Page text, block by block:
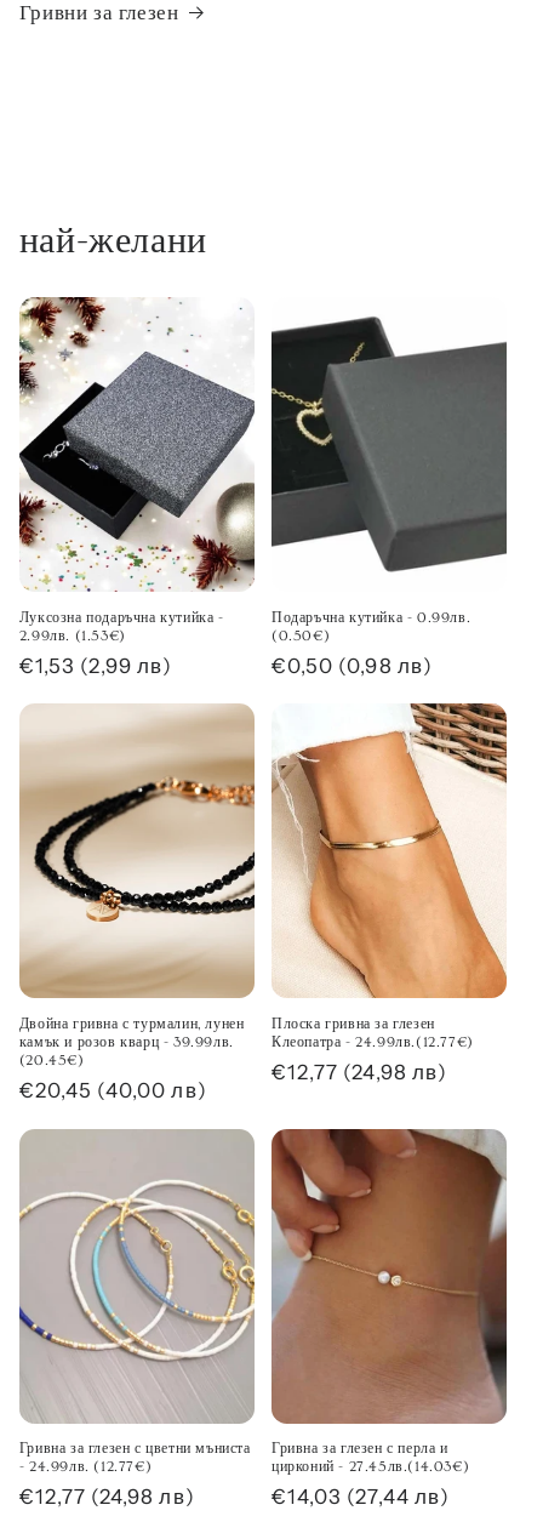
Гривни за глезен
най-желани
Луксозна подаръчна кутийка -
2.99лв. (1.53€)
Обичайна
€1,53 (2,99 лв)
Подаръчна кутийка - 0.99лв.
(0.50€)
Обичайна
€0,50 (0,98 лв)
Двойна гривна с турмалин, лунен
камък и розов кварц - 39.99лв.
(20.45€)
Обичайна
€20,45 (40,00 лв)
Плоска гривна за глезен
Клеопатра - 24.99лв.(12.77€)
Обичайна
€12,77 (24,98 лв)
Гривна за глезен с цветни мъниста
- 24.99лв. (12.77€)
Обичайна
€12,77 (24,98 лв)
Гривна за глезен с перла и
цирконий - 27.45лв.(14.03€)
Обичайна
€14,03 (27,44 лв)